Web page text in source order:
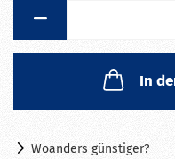
In
Woanders günstiger?